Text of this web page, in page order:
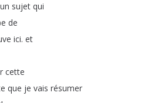
un sujet qui
de
ici. et
cette
que je vais résumer